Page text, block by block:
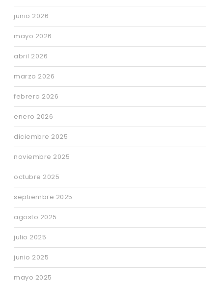
junio 2026
mayo 2026
abril 2026
marzo 2026
febrero 2026
enero 2026
diciembre 2025
noviembre 2025
octubre 2025
septiembre 2025
agosto 2025
julio 2025
junio 2025
mayo 2025